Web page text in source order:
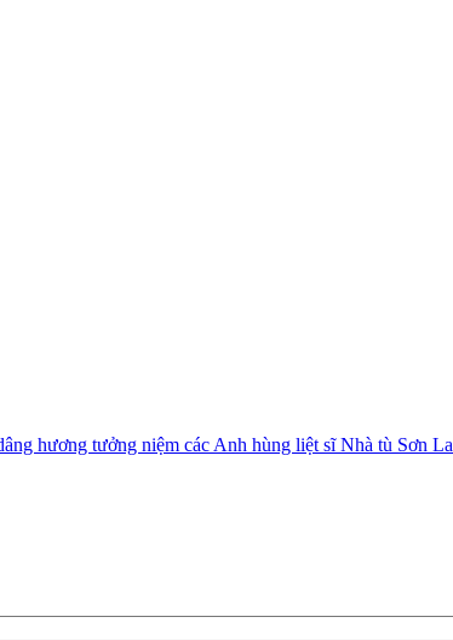
hương tưởng niệm các Anh hùng liệt sĩ Nhà tù Sơn La